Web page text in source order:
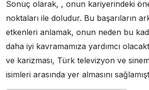
Sonuç olarak, , onun kariyerindeki
noktaları ile doludur. Bu başarıların
etkenleri anlamak, onun neden bu
daha iyi kavramamıza yardımcı
ve karizması, Türk televizyon ve
isimleri arasında yer almasını